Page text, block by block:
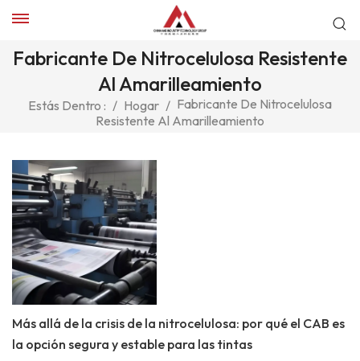
Fabricante De Nitrocelulosa Resistente
Al Amarilleamiento
Estás Dentro : / Hogar / Fabricante De Nitrocelulosa
Resistente Al Amarilleamiento
Más allá de la crisis de la nitrocelulosa: por qué el CAB es
la opción segura y estable para las tintas